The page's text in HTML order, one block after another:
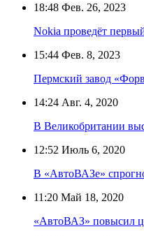
18:48 Фев. 26, 2023
Nokia проведёт
15:44 Фев. 8, 2023
Пермский завод
14:24 Авг. 4, 2020
В Великобритании
12:52 Июль 6, 2020
В «АвтоВАЗе»
11:20 Май 18, 2020
«АвтоВАЗ» повысил